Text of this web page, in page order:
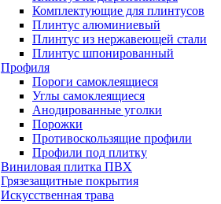
Комплектующие для плинтусов
Плинтус алюминиевый
Плинтус из нержавеющей стали
Плинтус шпонированный
Профиля
Пороги самоклеящиеся
Углы самоклеящиеся
Анодированные уголки
Порожки
Противоскользящие профили
Профили под плитку
Виниловая плитка ПВХ
Грязезащитные покрытия
Искусственная трава